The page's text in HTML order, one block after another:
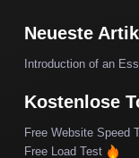
Neueste
Introduction of an
Kostenlose
Free Website Speed
Free Load Test